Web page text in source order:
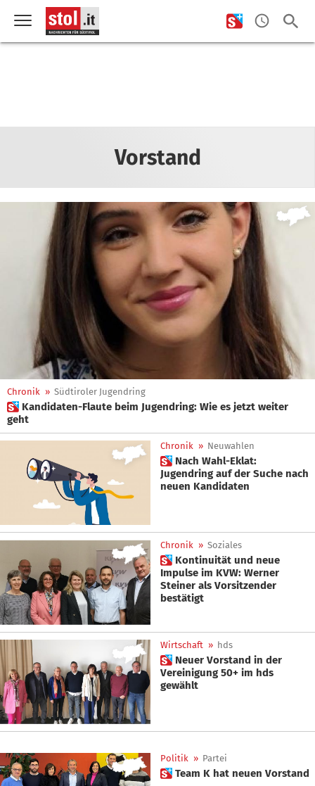
Vorstand
Chronik » Südtiroler Jugendring
 Kandidaten-Flaute beim Jugendring: Wie es jetzt weiter
geht
Chronik » Neuwahlen
 Nach Wahl-Eklat:
Jugendring auf der Suche nach
neuen Kandidaten
Chronik » Soziales
 Kontinuität und neue
Impulse im KVW: Werner
Steiner als Vorsitzender
bestätigt
Wirtschaft » hds
 Neuer Vorstand in der
Vereinigung 50+ im hds
gewählt
Politik » Partei
 Team K hat neuen Vorstand